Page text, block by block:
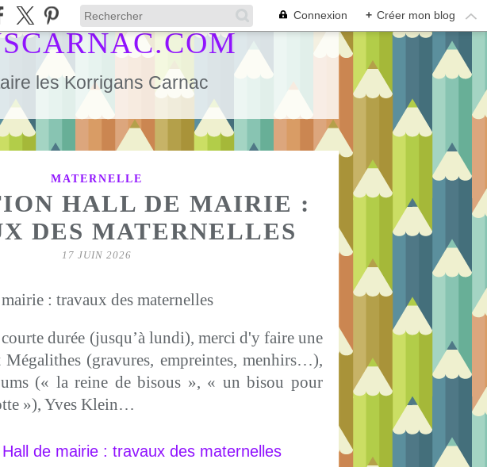
Connexion + Créer mon blog
les Korrigans Carnac
MATERNELLE
HALL DE MAIRIE :
DES MATERNELLES
17 JUIN 2026
: travaux des maternelles
durée (jusqu’à lundi), merci d'y faire une
(gravures, empreintes, menhirs…),
(« la reine de bisous », « un bisou pour
»), Yves Klein…